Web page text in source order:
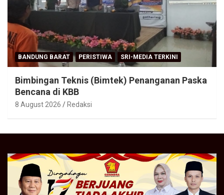
BANDUNG BARAT PERISTIWA SRI-MEDIA TERKINI
Bimbingan Teknis (Bimtek) Penanganan Paska
Bencana di KBB
8 August 2026 Redaksi